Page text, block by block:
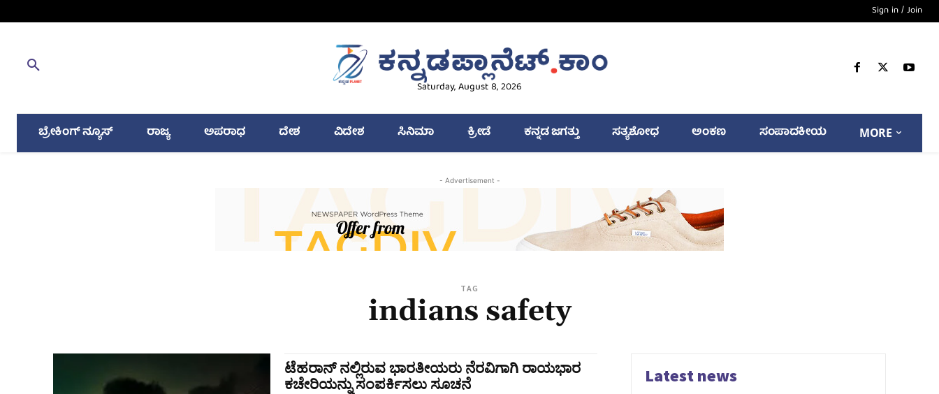
Sign in / Join
Saturday, August 8, 2026
ಬ್ರೇಕಿಂಗ್ ನ್ಯೂಸ್ ರಾಜ್ಯ ಅಪರಾಧ ದೇಶ ವಿದೇಶ ಸಿನಿಮಾ ಕ್ರೀಡೆ ಕನ್ನಡ ಜಗತ್ತು ಸತ್ಯಶೋಧ ಅಂಕಣ ಸಂಪಾದಕೀಯ MORE
- Advertisement -
TAG
indians safety
ಟೆಹರಾನ್‌ ನಲ್ಲಿರುವ ಭಾರತೀಯರು ನೆರವಿಗಾಗಿ ರಾಯಭಾರ
ಕಚೇರಿಯನ್ನು ಸಂಪರ್ಕಿಸಲು ಸೂಚನೆ
Latest news